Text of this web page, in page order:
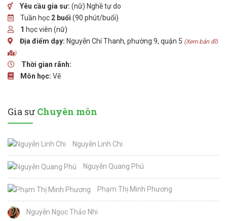
Yêu cầu gia sư: (nữ) Nghề tự do
Tuần học 2 buổi (90 phút/buổi)
1 học viên (nữ)
Địa điểm dạy: Nguyễn Chí Thanh, phường 9, quận 5 (Xem bản đồ
)
Thời gian rãnh:
Môn học: Vẽ
Gia sư Chuyên môn
Nguyễn Linh Chi
Nguyễn Quang Phú
Phạm Thị Minh Phương
Nguyễn Ngọc Thảo Nhi